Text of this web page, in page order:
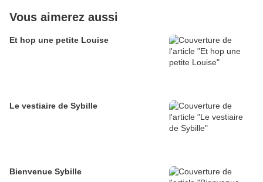
Vous aimerez aussi
Et hop une petite Louise
Le vestiaire de Sybille
Bienvenue Sybille